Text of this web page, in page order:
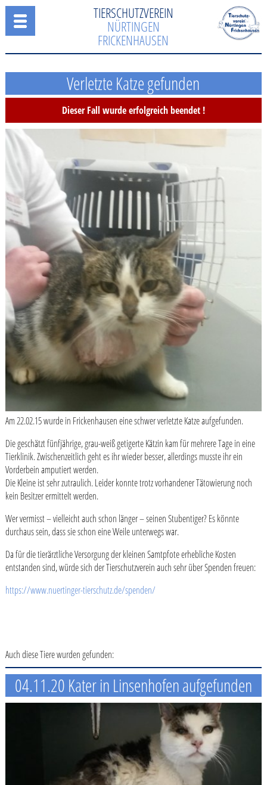
TIERSCHUTZVEREIN
NÜRTINGEN
FRICKENHAUSEN
Verletzte Katze gefunden
Dieser Fall wurde erfolgreich beendet !
Am 22.02.15 wurde in Frickenhausen eine schwer verletzte Katze aufgefunden.
Die geschätzt fünfjährige, grau-weiß getigerte Kätzin kam für mehrere Tage in eine
Tierklinik. Zwischenzeitlich geht es ihr wieder besser, allerdings musste ihr ein
Vorderbein amputiert werden.
Die Kleine ist sehr zutraulich. Leider konnte trotz vorhandener Tätowierung noch
kein Besitzer ermittelt werden.
Wer vermisst – vielleicht auch schon länger – seinen Stubentiger? Es könnte
durchaus sein, dass sie schon eine Weile unterwegs war.
Da für die tierärztliche Versorgung der kleinen Samtpfote erhebliche Kosten
entstanden sind, würde sich der Tierschutzverein auch sehr über Spenden freuen:
https://www.nuertinger-tierschutz.de/spenden/
Auch diese Tiere wurden gefunden:
04.11.20 Kater in Linsenhofen aufgefunden